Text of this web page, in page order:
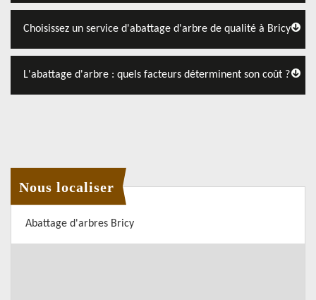
Choisissez un service d'abattage d'arbre de qualité à Bricy
L'abattage d'arbre : quels facteurs déterminent son coût ?
Nous localiser
Abattage d'arbres Bricy